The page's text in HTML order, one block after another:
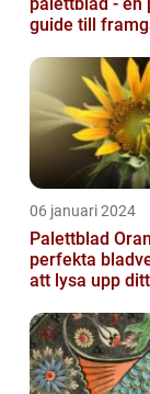
guide till
06 januari 2024
Palettblad
perfekta
att lysa upp